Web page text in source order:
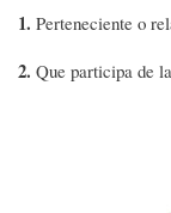
1. Perteneciente o
2. Que participa de